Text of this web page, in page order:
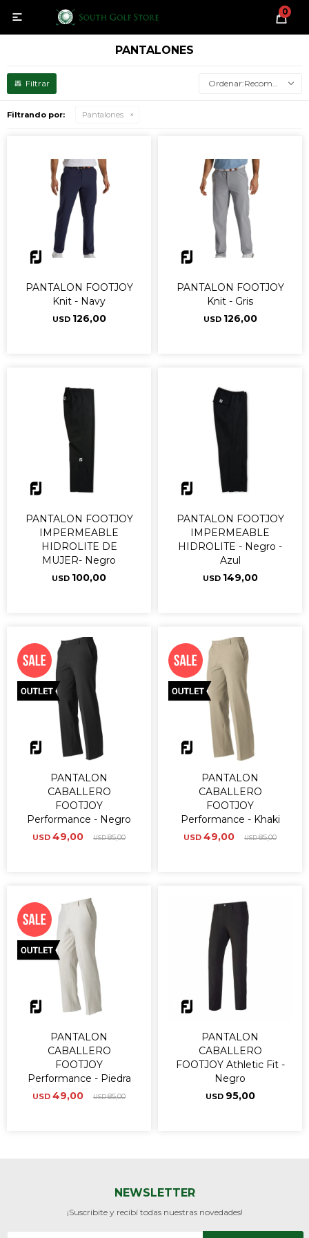
0

PANTALONES
Recomendados
Filtrando por: Pantalones
PANTALON FOOTJOY
Knit - Navy
USD 126,00
PANTALON FOOTJOY
Knit - Gris
USD 126,00
PANTALON FOOTJOY
IMPERMEABLE
HIDROLITE DE
MUJER- Negro
USD 100,00
PANTALON FOOTJOY
IMPERMEABLE
HIDROLITE - Negro -
Azul
USD 149,00
PANTALON
CABALLERO
FOOTJOY
Performance - Negro
USD 49,00 USD85,00
PANTALON
CABALLERO
FOOTJOY
Performance - Khaki
USD 49,00 USD85,00
PANTALON
CABALLERO
FOOTJOY
Performance - Piedra
USD 49,00 USD85,00
PANTALON
CABALLERO
FOOTJOY Athletic Fit -
Negro
USD 95,00
NEWSLETTER
¡Suscribite y recibí todas nuestras novedades!